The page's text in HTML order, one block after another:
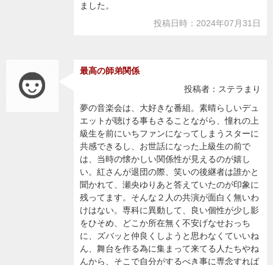
ました。
投稿日時：2024年07月31日
最高の師弟関係
投稿者：ステラまり
夢の音楽会は、大好きな番組。素晴らしいデュ
エットが聴ける事もさることながら、憧れの上
級生を前にいちファンになってしまうスターに
共感できるし、お世話になった上級生の前で
は、当時の懐かしい関係性が見えるのが嬉し
い。紅さんが退団の際、笑いの後継者は誰かと
聞かれて、瀬央ゆりあと答えていたのが印象に
残ってます。そんな２人の共演が面白く無いわ
けはない。専科に異動して、良い個性が少し影
をひそめ、どこか所在無く不安げなせおっち
に、ズバッと仲良くしようと思わなくていいね
ん、舞台を作る為に集まって来てる人たちやね
んから、そこで自分がするべき事に専念すれば